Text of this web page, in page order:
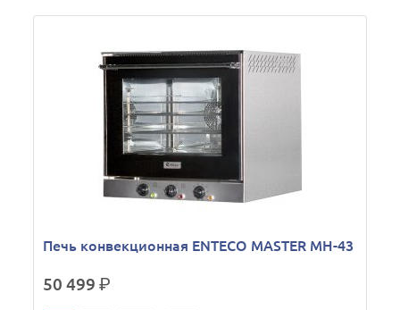
Печь конвекционная ENTECO MASTER МН-43
50 499р.